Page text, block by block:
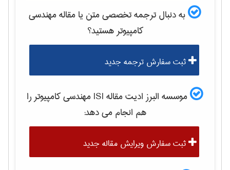
به دنبال ترجمه تخصصی متن یا مقالهمهندسی
كامپيوترهستید؟
ثبت سفارش ترجمه جدید
موسسه البرز ادیت مقاله ISI مهندسی كامپيوتررا
هم انجام می دهد:
ثبت سفارش ویرایش مقاله جدید